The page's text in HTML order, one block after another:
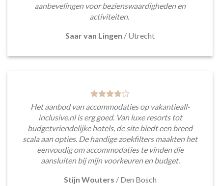
aanbevelingen voor bezienswaardigheden en
activiteiten.
Saar van Lingen / Utrecht
Het aanbod van accommodaties op vakantieall-
inclusive.nl is erg goed. Van luxe resorts tot
budgetvriendelijke hotels, de site biedt een breed
scala aan opties. De handige zoekfilters maakten het
eenvoudig om accommodaties te vinden die
aansluiten bij mijn voorkeuren en budget.
Stijn Wouters / Den Bosch